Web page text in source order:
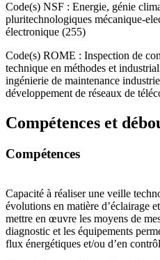
Code(s) NSF : Energie, génie
pluritechnologiques mécanique-
électronique (255)
Code(s) ROME : Inspection de
technique en méthodes et
ingénierie de maintenance
développement de réseaux de
Compétences et
Compétences
Capacité à réaliser une veille
évolutions en matière d’éclairage
mettre en œuvre les moyens de
diagnostic et les équipements
flux énergétiques et/ou d’en